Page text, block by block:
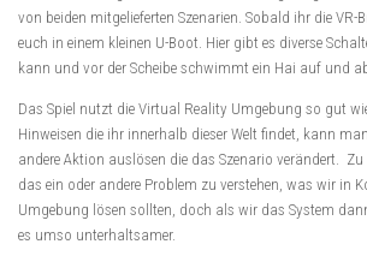
von beiden mitgelieferten Szenarien. Sobald ihr die VR-
euch in einem kleinen U-Boot. Hier gibt es diverse
kann und vor der Scheibe schwimmt ein Hai auf und
Das Spiel nutzt die Virtual Reality Umgebung so gut
Hinweisen die ihr innerhalb dieser Welt findet, kann
andere Aktion auslösen die das Szenario verändert.
das ein oder andere Problem zu verstehen, was wir in
Umgebung lösen sollten, doch als wir das System
es umso unterhaltsamer.